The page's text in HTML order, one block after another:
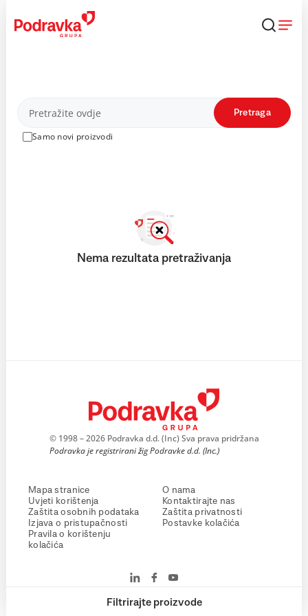
content
Proizvodi
Samo novi proizvodi
Pretraga
Filtrirajte proizvode
Nema rezultata pretraživanja
© 1998 – 2026 Podravka d.d. (Inc) Sva prava pridržana
Podravka je registrirani žig Podravke d.d. (Inc.)
Mapa stranice
Uvjeti korištenja
Zaštita osobnih podataka
Izjava o pristupačnosti
Pravila o korištenju
kolačića
O nama
Kontaktirajte nas
Zaštita privatnosti
Postavke kolačića